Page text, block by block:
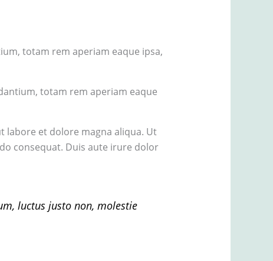
totam rem aperiam eaque ipsa,
totam rem aperiam eaque
labore et dolore magna aliqua. Ut
consequat. Duis aute irure dolor
luctus justo non, molestie